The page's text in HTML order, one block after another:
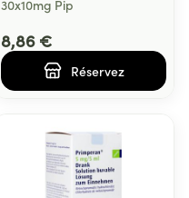
30x10mg Pip
8,86 €
Réservez